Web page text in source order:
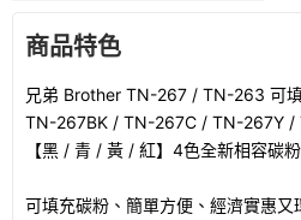
商品特色
兄弟 Brother TN-267 / TN-263 可填
TN-267BK / TN-267C / TN-267Y /
【黑 / 青 / 黃 / 紅】4色全新相容碳
可填充碳粉、簡單方便、經濟實惠又